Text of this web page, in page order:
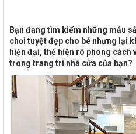
Bạn đang tìm kiếm những mẫu
chơi tuyệt đẹp cho bé nhưng lại
hiện đại, thể hiện rõ phong cách
trong trang trí nhà cửa của bạn?